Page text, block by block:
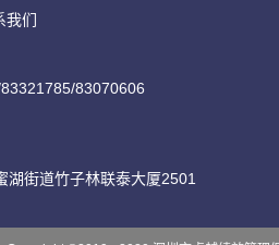
我们
83070606
湖街道竹子林联泰大厦2501